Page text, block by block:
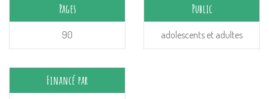
Pages
90
Public
adolescents et adultes
Financé par